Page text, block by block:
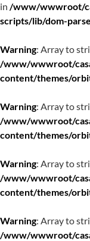
in /www/wwwroot/
scripts/lib/dom-
Warning: Array to
/www/wwwroot/
content/themes/
Warning: Array to
/www/wwwroot/
content/themes/
Warning: Array to
/www/wwwroot/
content/themes/
Warning: Array to
/www/wwwroot/